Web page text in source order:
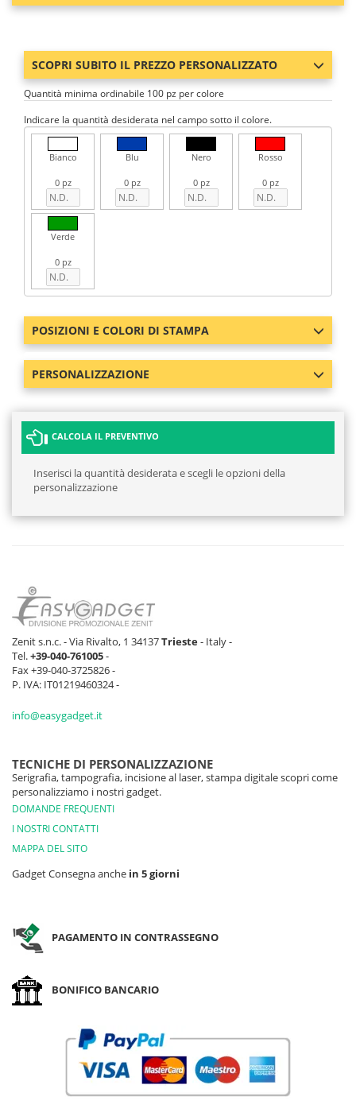
SCOPRI SUBITO IL PREZZO PERSONALIZZATO
Quantità minima ordinabile 100 pz per colore
Indicare la quantità desiderata nel campo sotto il colore.
Bianco
0 pz
Blu
0 pz
Nero
0 pz
Rosso
0 pz
Verde
0 pz
POSIZIONI E COLORI DI STAMPA
PERSONALIZZAZIONE
CALCOLA IL PREVENTIVO
Inserisci la quantità desiderata e scegli le opzioni della
personalizzazione
Zenit s.n.c. - Via Rivalto, 1 34137Trieste- Italy -
Tel.+39-040-761005-
Fax +39-040-3725826 -
P. IVA: IT01219460324 -
info@easygadget.it
TECNICHE DI PERSONALIZZAZIONE
Serigrafia, tampografia, incisione al laser, stampa digitale scopri come
personalizziamo i nostri gadget.
DOMANDE FREQUENTI
I NOSTRI CONTATTI
MAPPA DEL SITO
Gadget Consegna anche in 5 giorni
PAGAMENTO IN CONTRASSEGNO
BONIFICO BANCARIO